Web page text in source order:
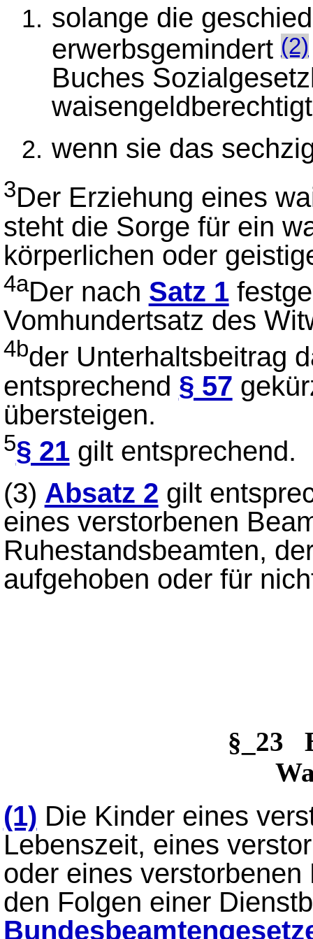
solange die
erwerbsgemindert (2)
Buches
wenn sie das
3Der Erziehung eines
steht die Sorge für ein
körperlichen oder
4aDer nach Satz 1
Vomhundertsatz des
4bder Unterhaltsbeitrag
entsprechend § 57
übersteigen.
5§ 21gilt entsprechend.
(3) Absatz 2 gilt
eines verstorbenen
Ruhestandsbeamten,
aufgehoben oder für
§_23
(1) Die Kinder eines
Lebenszeit, eines
oder eines
den Folgen einer